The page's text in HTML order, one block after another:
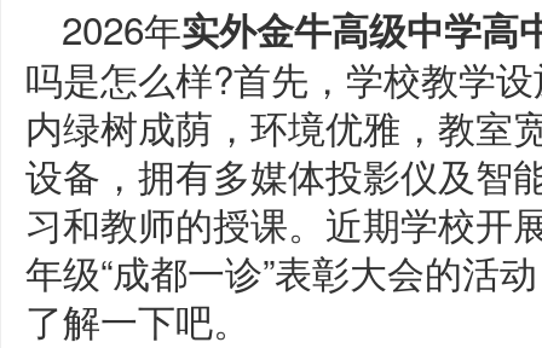
2026年实外金牛高级中学高
吗是怎么样?首先，学校教学
内绿树成荫，环境优雅，教室
设备，拥有多媒体投影仪及智
习和教师的授课。近期学校开
年级“成都一诊”表彰大会的活
了解一下吧。